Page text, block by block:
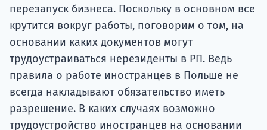
перезапуск бизнеса. Поскольку в основном все
крутится вокруг работы, поговорим о том, на
основании каких документов могут
трудоустраиваться нерезиденты в РП. Ведь
правила о работе иностранцев в Польше не
всегда накладывают обязательство иметь
разрешение. В каких случаях возможно
трудоустройство иностранцев на основании